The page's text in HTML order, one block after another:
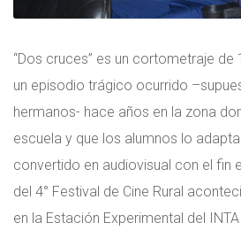
“Dos cruces” es un cortometraje
un episodio trágico ocurrido
hermanos- hace años en la zona
escuela y que los alumnos lo
convertido en audiovisual con el fin
del 4° Festival de Cine Rural
en la Estación Experimental del